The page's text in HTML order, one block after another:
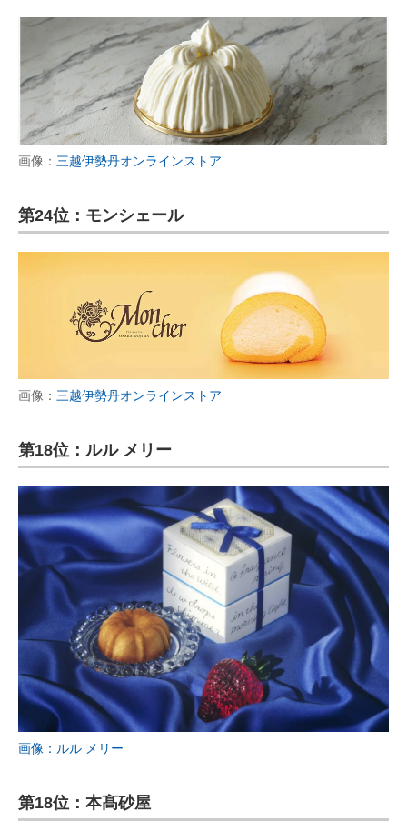
画像： 三越伊勢丹オンラインストア
第24位：モンシェール
画像： 三越伊勢丹オンラインストア
第18位：ルル メリー
画像：ルル メリー
第18位：本髙砂屋